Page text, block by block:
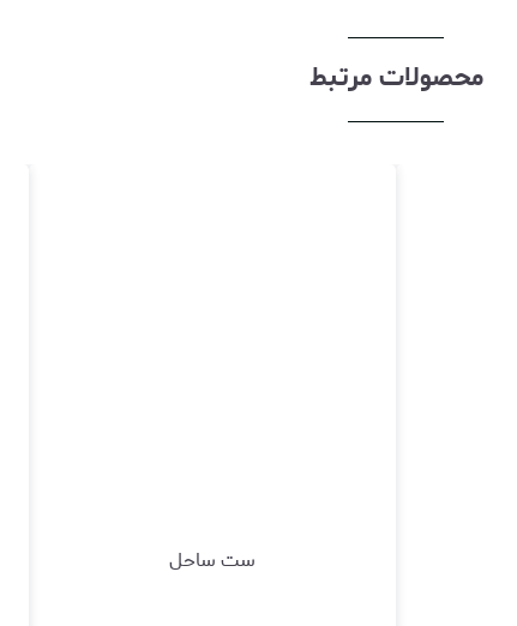
محصولات مرتبط
ست ساحل